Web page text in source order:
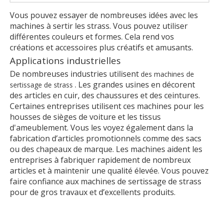
Vous pouvez essayer de nombreuses idées avec les
machines à sertir les strass. Vous pouvez utiliser
différentes couleurs et formes. Cela rend vos
créations et accessoires plus créatifs et amusants.
Applications industrielles
De nombreuses industries utilisent des machines de
sertissage de strass . Les grandes usines en décorent
des articles en cuir, des chaussures et des ceintures.
Certaines entreprises utilisent ces machines pour les
housses de sièges de voiture et les tissus
d'ameublement. Vous les voyez également dans la
fabrication d’articles promotionnels comme des sacs
ou des chapeaux de marque. Les machines aident les
entreprises à fabriquer rapidement de nombreux
articles et à maintenir une qualité élevée. Vous pouvez
faire confiance aux machines de sertissage de strass
pour de gros travaux et d’excellents produits.